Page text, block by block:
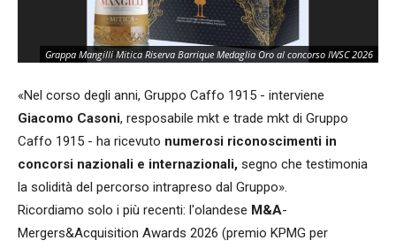
Grappa Mangilli Mitica Riserva Barrique Medaglia Oro al concorso IWSC 2026
«Nel corso degli anni, Gruppo Caffo 1915 - interviene
Giacomo Casoni, resposabile mkt e trade mkt di Gruppo
Caffo 1915 - ha ricevuto numerosi riconoscimenti in
concorsi nazionali e internazionali, segno che testimonia
la solidità del percorso intrapreso dal Gruppo».
Ricordiamo solo i più recenti: l'olandese M&A-
Mergers&Acquisition Awards 2026 (premio KPMG per